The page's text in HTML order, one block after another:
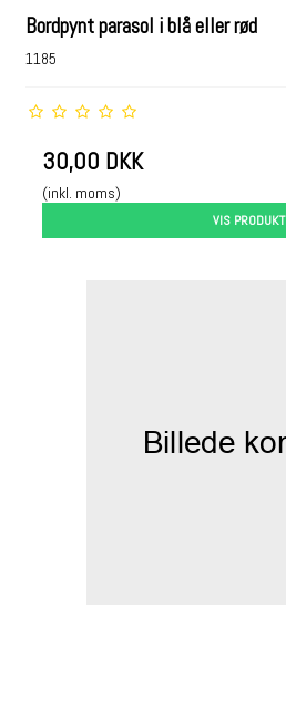
Bordpynt parasol i blå eller rød
1185
30,00 DKK
(inkl. moms)
VIS PRODUKT